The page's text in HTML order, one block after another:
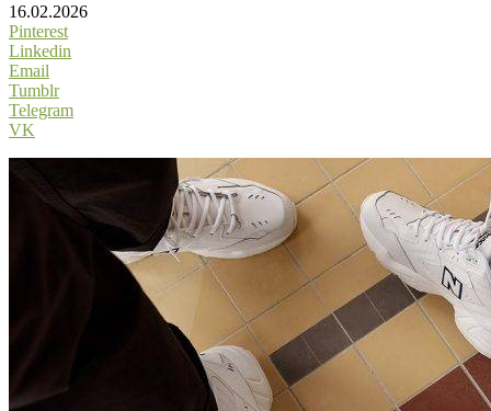
16.02.2026
Pinterest
Linkedin
Email
Tumblr
Telegram
VK